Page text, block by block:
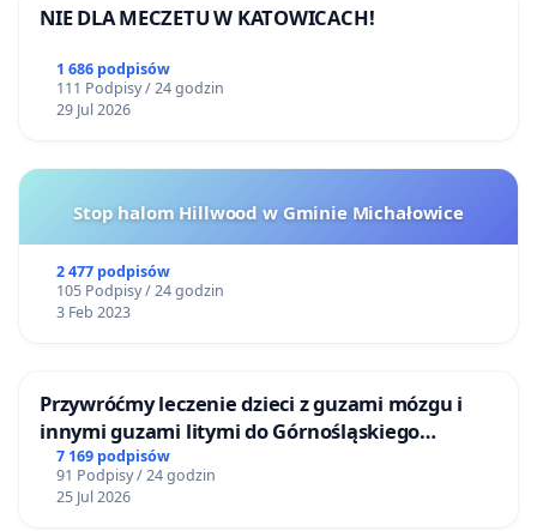
NIE DLA MECZETU W KATOWICACH!
1 686 podpisów
111 Podpisy / 24 godzin
29 Jul 2026
Stop halom Hillwood w Gminie Michałowice
2 477 podpisów
105 Podpisy / 24 godzin
3 Feb 2023
Przywróćmy leczenie dzieci z guzami mózgu i
innymi guzami litymi do Górnośląskiego
Centrum Zdrowia Dziecka w Katowicach
7 169 podpisów
91 Podpisy / 24 godzin
25 Jul 2026